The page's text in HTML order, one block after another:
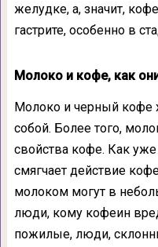
желудке, а, значит,
гастрите, особенно в
Молоко и кофе, как
Молоко и черный кофе
собой. Более того,
свойства кофе. Как
смягчает действие
молоком могут в
люди, кому кофеин
пожилые, люди,